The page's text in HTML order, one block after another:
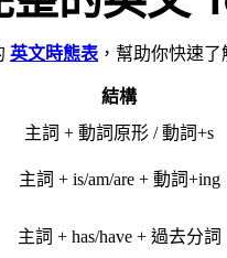
英文時態表 ，幫助你快速
結構
主詞 + 動詞原形 / 動詞+s
主詞 + is/am/are + 動詞+ing
主詞 + has/have + 過去分詞